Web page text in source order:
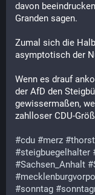
davon
Granden sagen.
Zumal sich die
asymptotisch der
Wenn es drauf
der AfD den
gewissermaßen,
zahlloser CDU-
#cdu #merz #
#steigbuegelhalter
#Sachsen_Anhalt #
#
#sonntag #